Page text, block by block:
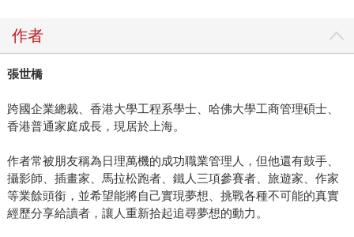
作者
張世橋
跨國企業總裁、香港大學工程系學士、哈佛大學工商管理碩士、
香港普通家庭成長，現居於上海。
作者常被朋友稱為日理萬機的成功職業管理人，但他還有鼓手、
攝影師、插畫家、馬拉松跑者、鐵人三項參賽者、旅遊家、作家
等業餘頭銜，並希望能將自己實現夢想、挑戰各種不可能的真實
經歷分享給讀者，讓人重新拾起追尋夢想的動力。